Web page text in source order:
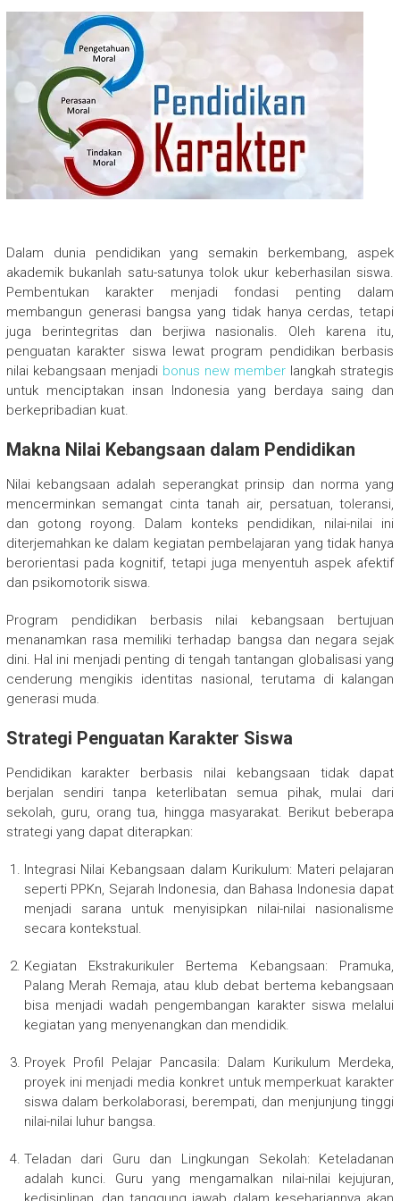
Dalam dunia pendidikan yang semakin berkembang, aspek
akademik bukanlah satu-satunya tolok ukur keberhasilan siswa.
Pembentukan karakter menjadi fondasi penting dalam
membangun generasi bangsa yang tidak hanya cerdas, tetapi
juga berintegritas dan berjiwa nasionalis. Oleh karena itu,
penguatan karakter siswa lewat program pendidikan berbasis
nilai kebangsaan menjadi bonus new member langkah strategis
untuk menciptakan insan Indonesia yang berdaya saing dan
berkepribadian kuat.
Makna Nilai Kebangsaan dalam Pendidikan
Nilai kebangsaan adalah seperangkat prinsip dan norma yang
mencerminkan semangat cinta tanah air, persatuan, toleransi,
dan gotong royong. Dalam konteks pendidikan, nilai-nilai ini
diterjemahkan ke dalam kegiatan pembelajaran yang tidak hanya
berorientasi pada kognitif, tetapi juga menyentuh aspek afektif
dan psikomotorik siswa.
Program pendidikan berbasis nilai kebangsaan bertujuan
menanamkan rasa memiliki terhadap bangsa dan negara sejak
dini. Hal ini menjadi penting di tengah tantangan globalisasi yang
cenderung mengikis identitas nasional, terutama di kalangan
generasi muda.
Strategi Penguatan Karakter Siswa
Pendidikan karakter berbasis nilai kebangsaan tidak dapat
berjalan sendiri tanpa keterlibatan semua pihak, mulai dari
sekolah, guru, orang tua, hingga masyarakat. Berikut beberapa
strategi yang dapat diterapkan:
Integrasi Nilai Kebangsaan dalam Kurikulum: Materi pelajaran
seperti PPKn, Sejarah Indonesia, dan Bahasa Indonesia dapat
menjadi sarana untuk menyisipkan nilai-nilai nasionalisme
secara kontekstual.
Kegiatan Ekstrakurikuler Bertema Kebangsaan: Pramuka,
Palang Merah Remaja, atau klub debat bertema kebangsaan
bisa menjadi wadah pengembangan karakter siswa melalui
kegiatan yang menyenangkan dan mendidik.
Proyek Profil Pelajar Pancasila: Dalam Kurikulum Merdeka,
proyek ini menjadi media konkret untuk memperkuat karakter
siswa dalam berkolaborasi, berempati, dan menjunjung tinggi
nilai-nilai luhur bangsa.
Teladan dari Guru dan Lingkungan Sekolah: Keteladanan
adalah kunci. Guru yang mengamalkan nilai-nilai kejujuran,